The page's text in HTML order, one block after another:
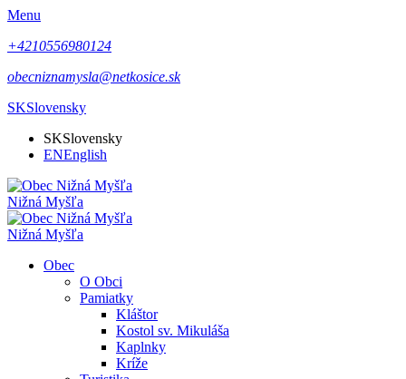
Menu
+4210556980124
obecniznamysla@netkosice.sk
SKSlovensky
SKSlovensky
ENEnglish
Nižná Myšľa
Nižná Myšľa
Obec
O Obci
Pamiatky
Kláštor
Kostol sv. Mikuláša
Kaplnky
Kríže